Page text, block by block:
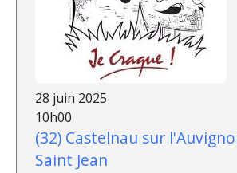
28 juin 2025
10h00
(32) Castelnau sur
Saint Jean